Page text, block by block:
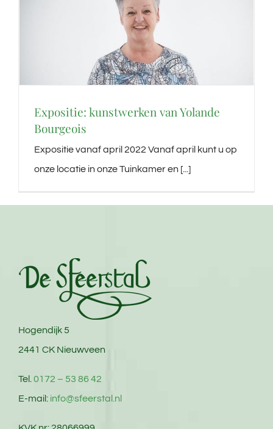
Expositie: kunstwerken van Yolande
Bourgeois
Expositie vanaf april 2022 Vanaf april kunt u op
onze locatie in onze Tuinkamer en [...]
Hogendijk 5
2441 CK Nieuwveen
Tel. 0172 – 53 86 42
E-mail: info@sfeerstal.nl